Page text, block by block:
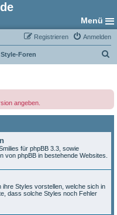
Menü
Anmelden
Registrieren
Style-Foren
e
angeben.
für phpBB 3.3, sowie
von phpBB in bestehende Websites.
ihre Styles vorstellen, welche sich in
dass solche Styles noch Fehler